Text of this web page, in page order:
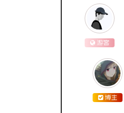
游客
博主